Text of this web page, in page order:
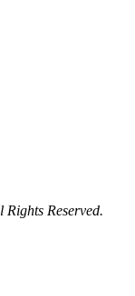
Reserved.